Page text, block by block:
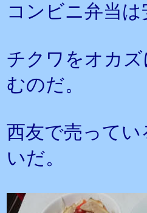
コンビニ弁当
チクワをオカ
むのだ。
西友で売って
いだ。